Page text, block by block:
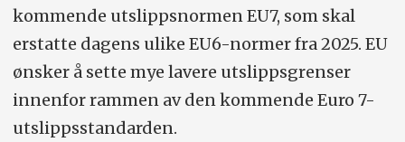
kommende utslippsnormen EU7, som skal
erstatte dagens ulike EU6-normer fra 2025. EU
ønsker å sette mye lavere utslippsgrenser
innenfor rammen av den kommende Euro 7-
utslippsstandarden.